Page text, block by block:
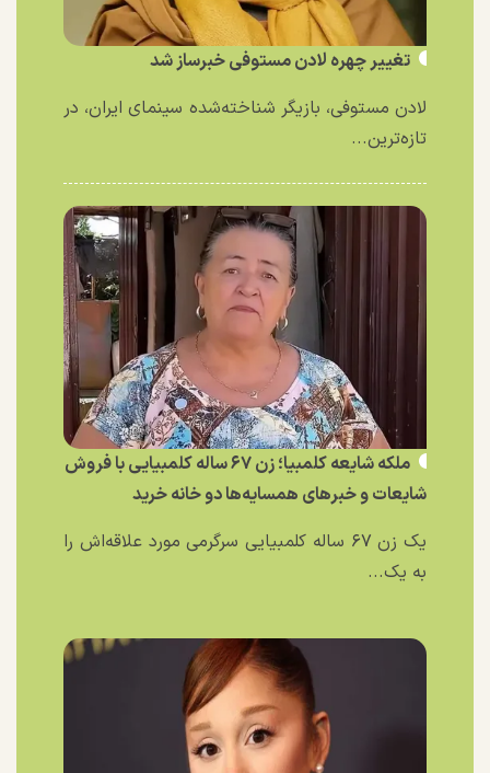
تغییر چهره لادن مستوفی خبرساز شد
لادن مستوفی، بازیگر شناخته‌شده سینمای ایران، در
تازه‌ترین...
ملکه شایعه کلمبیا؛ زن ۶۷ ساله کلمبیایی با فروش
شایعات و خبر‌های همسایه‌ها دو خانه خرید
یک زن ۶۷ ساله کلمبیایی سرگرمی مورد علاقه‌اش را
به یک...